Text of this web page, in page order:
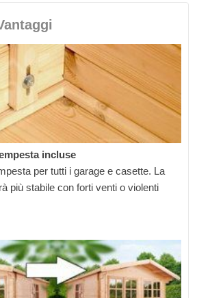
incluse
per tutti i garage e casette. La
più stabile con forti venti o violenti